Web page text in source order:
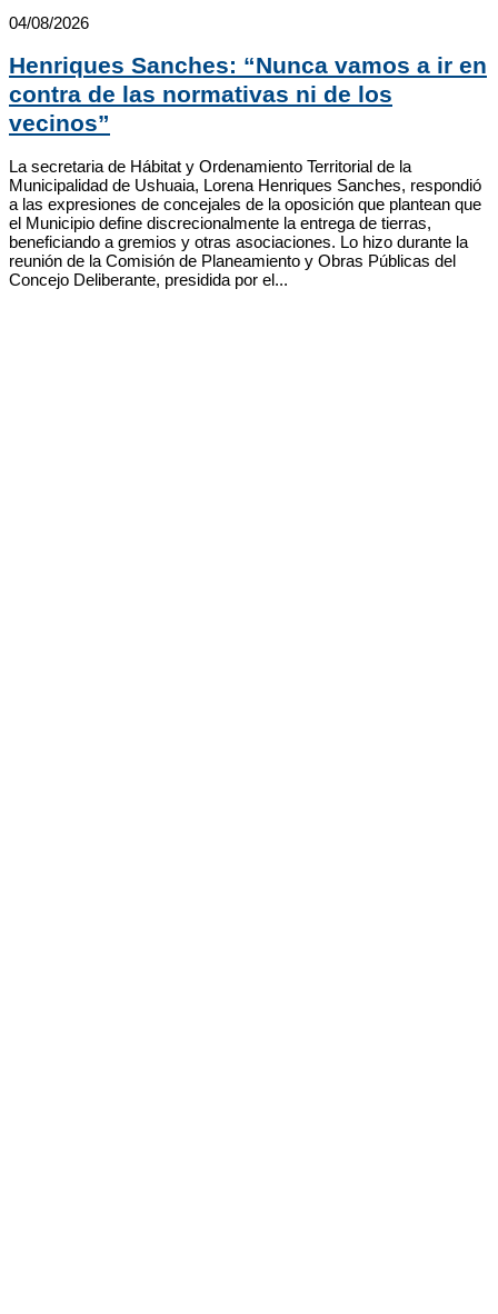
04/08/2026
Henriques Sanches: “Nunca vamos a ir en
contra de las normativas ni de los
vecinos”
La secretaria de Hábitat y Ordenamiento Territorial de la
Municipalidad de Ushuaia, Lorena Henriques Sanches, respondió
a las expresiones de concejales de la oposición que plantean que
el Municipio define discrecionalmente la entrega de tierras,
beneficiando a gremios y otras asociaciones. Lo hizo durante la
reunión de la Comisión de Planeamiento y Obras Públicas del
Concejo Deliberante, presidida por el...